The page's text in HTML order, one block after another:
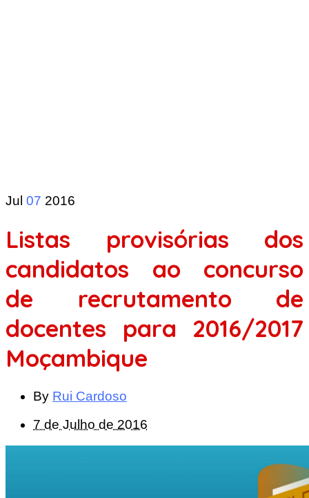
Jul 07 2016
Listas provisórias dos
candidatos ao concurso
de recrutamento de
docentes para 2016/2017
Moçambique
By Rui Cardoso
7 de Julho de 2016